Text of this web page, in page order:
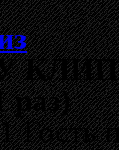
раз)
Гость